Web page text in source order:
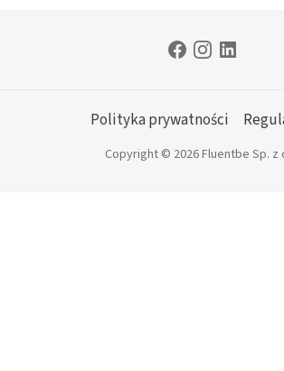
Polityka prywatności
Copyright © 2026 Fluentbe Sp. z